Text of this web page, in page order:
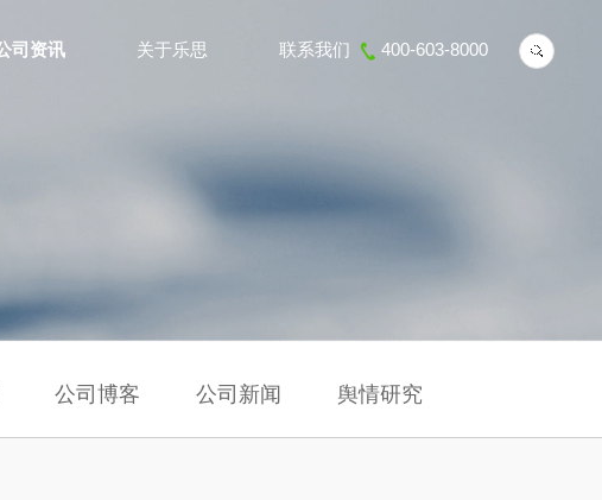
司资讯 关于乐思 联系我们 400-603-8000
公司博客 公司新闻 舆情研究